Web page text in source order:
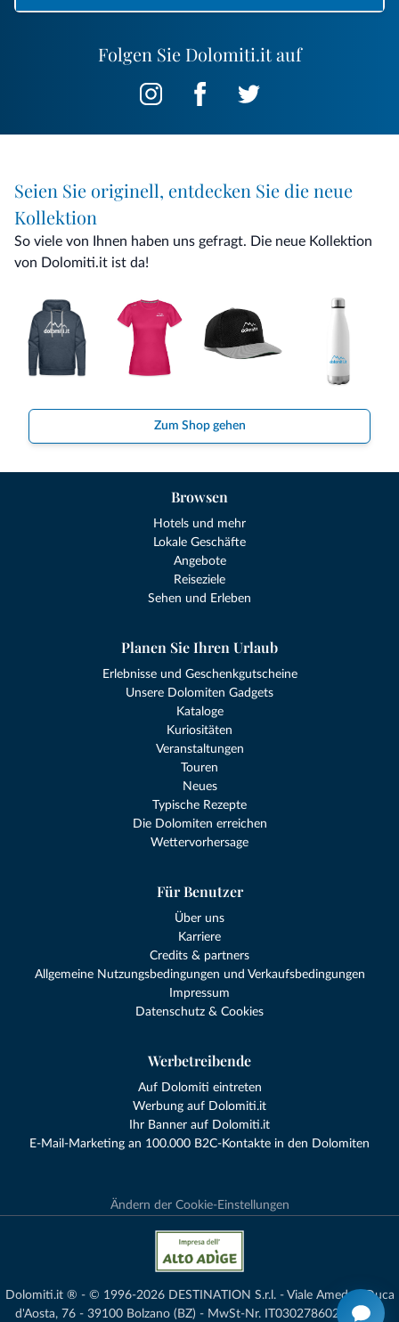
Folgen Sie Dolomiti.it auf
Seien Sie originell, entdecken Sie die neue
Kollektion
So viele von Ihnen haben uns gefragt. Die neue Kollektion
von Dolomiti.it ist da!
Zum Shop gehen
Browsen
Hotels und mehr
Lokale Geschäfte
Angebote
Reiseziele
Sehen und Erleben
Planen Sie Ihren Urlaub
Erlebnisse und Geschenkgutscheine
Unsere Dolomiten Gadgets
Kataloge
Kuriositäten
Veranstaltungen
Touren
Neues
Typische Rezepte
Die Dolomiten erreichen
Wettervorhersage
Für Benutzer
Über uns
Karriere
Credits & partners
Allgemeine Nutzungsbedingungen und Verkaufsbedingungen
Impressum
Datenschutz & Cookies
Werbetreibende
Auf Dolomiti eintreten
Werbung auf Dolomiti.it
Ihr Banner auf Dolomiti.it
E-Mail-Marketing an 100.000 B2C-Kontakte in den Dolomiten
Ändern der Cookie-Einstellungen
Dolomiti.it ® - © 1996-2026 DESTINATION S.r.l. - Viale Amedeo Duca
d'Aosta, 76 - 39100 Bolzano (BZ) - MwSt-Nr. IT03027860216 - voll